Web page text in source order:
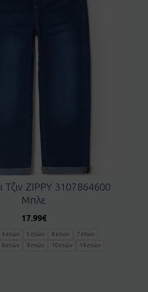
Τζιν ZIPPY 3107864600
Μπλε
17.99€
4 ετών 5 ετών 6 ετών
7 ετών
8 ετών
9 ετών 10 ετών 14 ετών